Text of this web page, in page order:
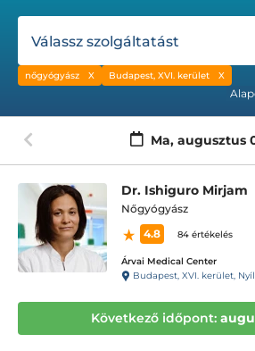
Válassz szolgáltatást
nőgyógyász Budapest, XVI. kerület
Ma, augusztus
Dr. Ishiguro Mirjam
Nőgyógyász
4.8
84 értékelés
Árvai Medical Center
Budapest, XVI. kerület,
Következő időpont: